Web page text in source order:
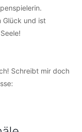
Glück und ist
Schreibt mir doch